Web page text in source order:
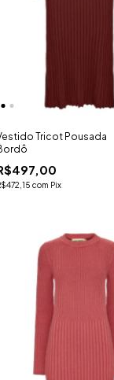
Tricot Pousada
com Pix